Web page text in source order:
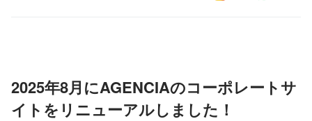
2025年8月にAGENCIAのコーポレートサ
イトをリニューアルしました！